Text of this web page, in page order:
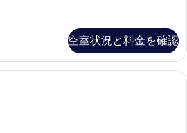
空室状況と料金を確認
デスク、遮光カーテン、WiFi (無料)